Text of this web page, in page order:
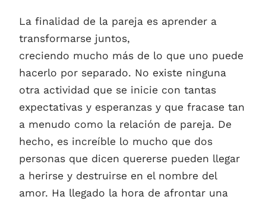
La finalidad de la pareja es aprender a
transformarse juntos,
creciendo mucho más de lo que uno puede
hacerlo por separado. No existe ninguna
otra actividad que se inicie con tantas
expectativas y esperanzas y que fracase tan
a menudo como la relación de pareja. De
hecho, es increíble lo mucho que dos
personas que dicen quererse pueden llegar
a herirse y destruirse en el nombre del
amor. Ha llegado la hora de afrontar una